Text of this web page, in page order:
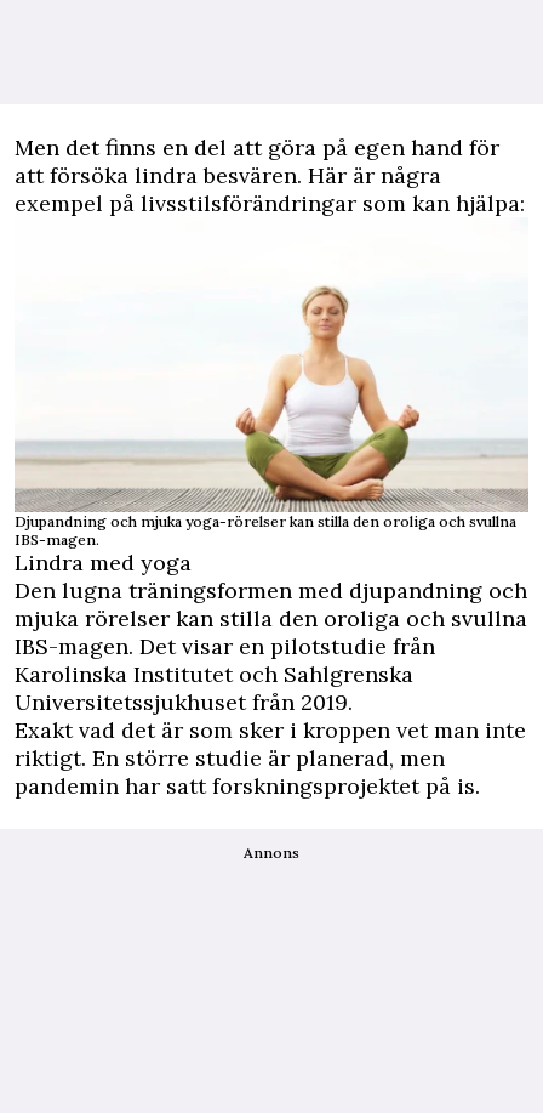
Men det finns en del att göra på egen hand för
att försöka lindra besvären. Här är några
exempel på livsstilsförändringar som kan hjälpa:
Djupandning och mjuka yoga-rörelser kan stilla den oroliga och svullna
IBS-magen.
Lindra med yoga
Den lugna träningsformen med djupandning och
mjuka rörelser kan stilla den oroliga och svullna
IBS-magen. Det visar en pilotstudie från
Karolinska Institutet och Sahlgrenska
Universitetssjukhuset från 2019.
Exakt vad det är som sker i kroppen vet man inte
riktigt. En större studie är planerad, men
pandemin har satt forskningsprojektet på is.
Annons